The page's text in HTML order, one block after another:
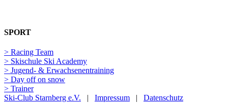
SPORT
> Racing Team
> Skischule Ski Academy
> Jugend- & Erwachsenentraining
> Day off on snow
> Trainer
Ski-Club Starnberg e.V. | Impressum | Datenschutz